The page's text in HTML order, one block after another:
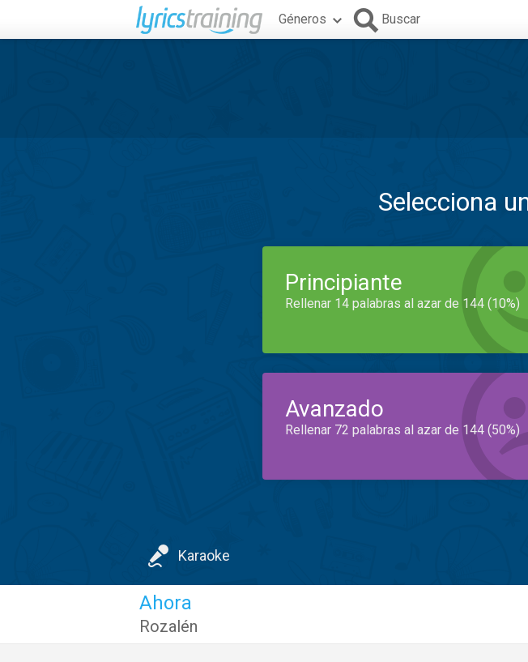
Géneros Buscar
Selecciona
Principiante
Rellenar 14 palabras al azar de 144 (10%)
Avanzado
Rellenar 72 palabras al azar de 144 (50%)
Karaoke
Ahora
Rozalén